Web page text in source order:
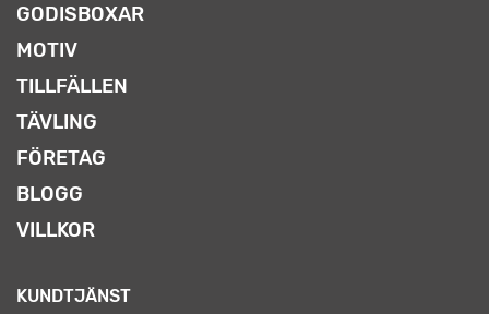
GODISBOXAR
MOTIV
TILLFÄLLEN
TÄVLING
FÖRETAG
BLOGG
VILLKOR
KUNDTJÄNST